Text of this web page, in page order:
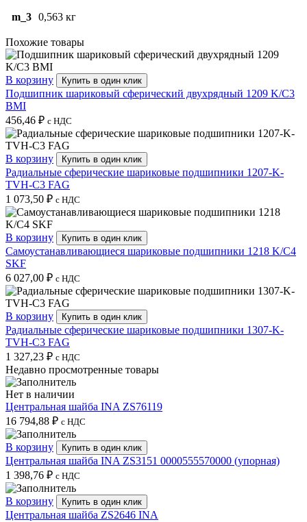
m_3 0,563 кг
Похожие товары
В корзину Купить в один клик
Подшипник шариковый сферический двухрядный 1209 K/C3
BMI
456,46 ₽ с НДС
В корзину Купить в один клик
Радиальные сферические шариковые подшипники 1207-K-
TVH-C3 FAG
1 073,50 ₽ с НДС
В корзину Купить в один клик
Самоустанавливающиеся шариковые подшипники 1218 K/C4
SKF
6 027,00 ₽ с НДС
В корзину Купить в один клик
Радиальные сферические шариковые подшипники 1307-K-
TVH-C3 FAG
1 327,23 ₽ с НДС
Недавно просмотренные товары
Нет в наличии
Центральная шайба INA ZS76119
16 794,88 ₽ с НДС
В корзину Купить в один клик
Центральная шайба INA ZS3151 0000555570000 (упорная)
1 398,76 ₽ с НДС
В корзину Купить в один клик
Центральная шайба ZS2646 INA